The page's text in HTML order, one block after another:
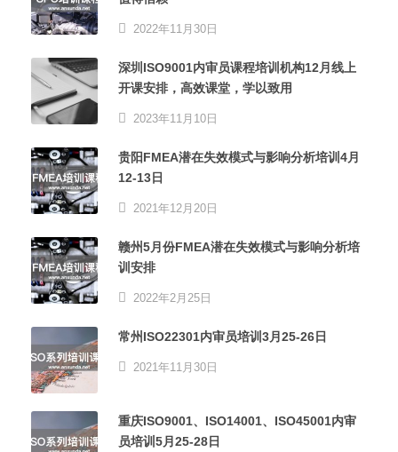
2022年11月30日
深圳ISO9001内审员课程培训机构12月线上
开课安排，高效课堂，学以致用
2023年11月10日
贵阳FMEA潜在失效模式与影响分析培训4月
12-13日
2021年12月20日
赣州5月份FMEA潜在失效模式与影响分析培
训安排
2022年2月25日
常州ISO22301内审员培训3月25-26日
2021年11月30日
重庆ISO9001、ISO14001、ISO45001内审
员培训5月25-28日